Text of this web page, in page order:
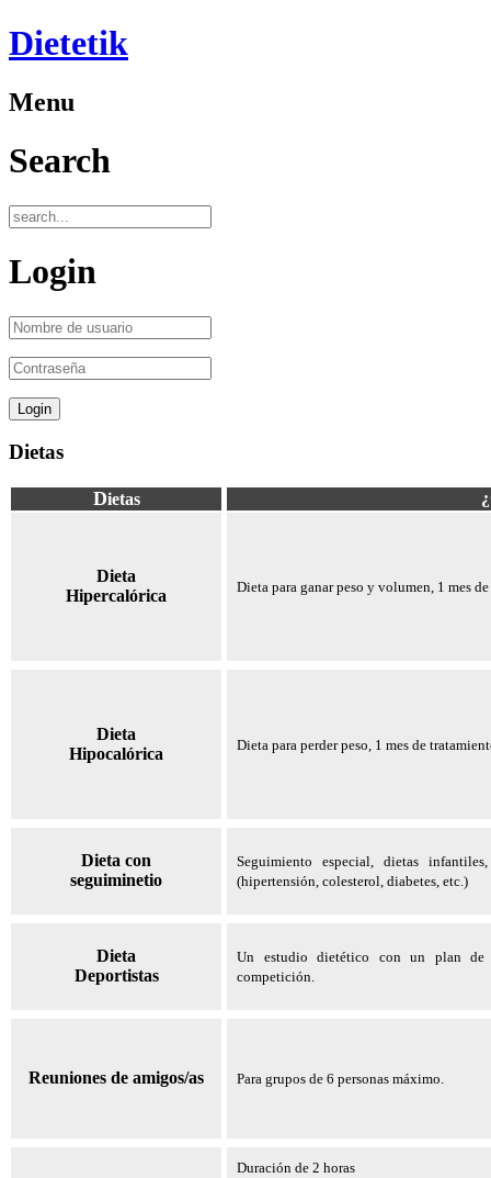
Dietetik
Menu
Search
Login
Dietas
Dietas
Dieta
Hipercalórica
Dieta para ganar peso y volumen, 1 mes
Dieta
Hipocalórica
Dieta para perder peso, 1 mes de
Dieta con
seguiminetio
Seguimiento especial, dietas
(hipertensión, colesterol, diabetes, etc.)
Dieta
Deportistas
Un estudio dietético con un plan de
competición.
Reuniones de amigos/as Para grupos de 6 personas máximo.
Duración de 2 horas